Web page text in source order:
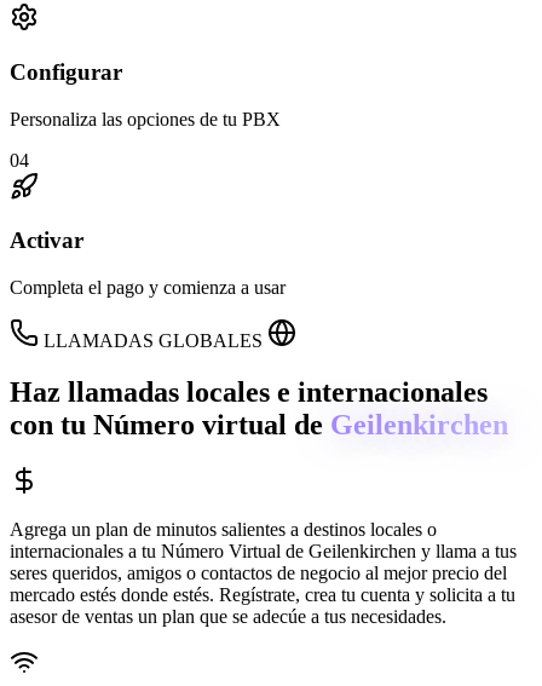
Configurar
Personaliza las opciones de tu PBX
04
Activar
Completa el pago y comienza a usar
LLAMADAS GLOBALES
Haz llamadas locales e internacionales
con tu Número virtual de Geilenkirchen
Agrega un plan de minutos salientes a destinos locales o
internacionales a tu Número Virtual de Geilenkirchen y llama a tus
seres queridos, amigos o contactos de negocio al mejor precio del
mercado estés donde estés. Regístrate, crea tu cuenta y solicita a tu
asesor de ventas un plan que se adecúe a tus necesidades.